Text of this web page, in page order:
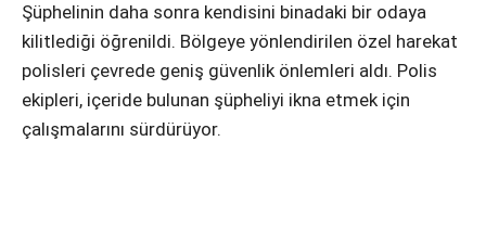
Şüphelinin daha sonra kendisini binadaki bir odaya
kilitlediği öğrenildi. Bölgeye yönlendirilen özel harekat
polisleri çevrede geniş güvenlik önlemleri aldı. Polis
ekipleri, içeride bulunan şüpheliyi ikna etmek için
çalışmalarını sürdürüyor.